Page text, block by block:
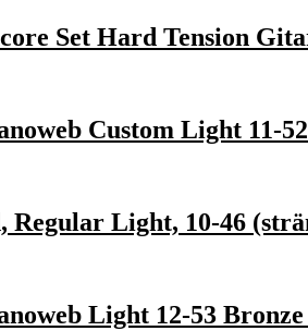
Set Hard Tension
Custom Light 11-
Regular Light, 10-46
Light 12-53